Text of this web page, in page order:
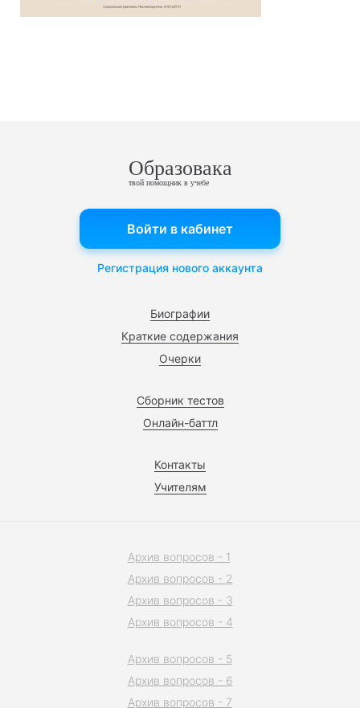
Образовака
твой помощник в учебе
Биографии
Краткие содержания
Очерки
Сборник тестов
Онлайн-баттл
Контакты
Учителям
Войти в кабинет
Регистрация нового аккаунта
Архив вопросов - 1
Архив вопросов - 2
Архив вопросов - 3
Архив вопросов - 4
Архив вопросов - 5
Архив вопросов - 6
Архив вопросов - 7